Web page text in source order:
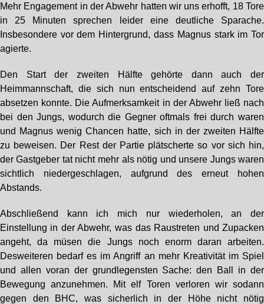
Mehr Engagement in der Abwehr hatten wir uns erhofft, 18 Tore
in 25 Minuten sprechen leider eine deutliche Sparache.
Insbesondere vor dem Hintergrund, dass Magnus stark im Tor
agierte.
Den Start der zweiten Hälfte gehörte dann auch der
Heimmannschaft, die sich nun entscheidend auf zehn Tore
absetzen konnte. Die Aufmerksamkeit in der Abwehr ließ nach
bei den Jungs, wodurch die Gegner oftmals frei durch waren
und Magnus wenig Chancen hatte, sich in der zweiten Hälfte
zu beweisen. Der Rest der Partie plätscherte so vor sich hin,
der Gastgeber tat nicht mehr als nötig und unsere Jungs waren
sichtlich niedergeschlagen, aufgrund des erneut hohen
Abstands.
Abschließend kann ich mich nur wiederholen, an der
Einstellung in der Abwehr, was das Raustreten und Zupacken
angeht, da müsen die Jungs noch enorm daran arbeiten.
Desweiteren bedarf es im Angriff an mehr Kreativität im Spiel
und allen voran der grundlegensten Sache: den Ball in der
Bewegung anzunehmen. Mit elf Toren verloren wir sodann
gegen den BHC, was sicherlich in der Höhe nicht nötig